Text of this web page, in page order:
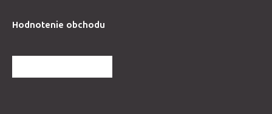
Hodnotenie obchodu